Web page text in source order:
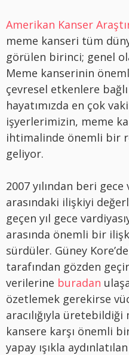
Amerikan Kanser
meme kanseri tüm
görülen birinci; genel
Meme kanserinin
çevresel etkenlere
hayatımızda en çok
işyerlerimizin, meme
ihtimalinde önemli bir
geliyor.
2007 yılından beri
arasındaki ilişkiyi
geçen yıl gece
arasında önemli bir
sürdüler. Güney
tarafından gözden
verilerine buradan
özetlemek gerekirse
aracılığıyla
kansere karşı önemli
yapay ışıkla